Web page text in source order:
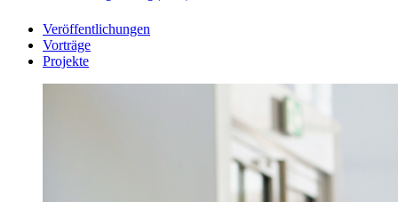
Veröffentlichungen
Vorträge
Projekte